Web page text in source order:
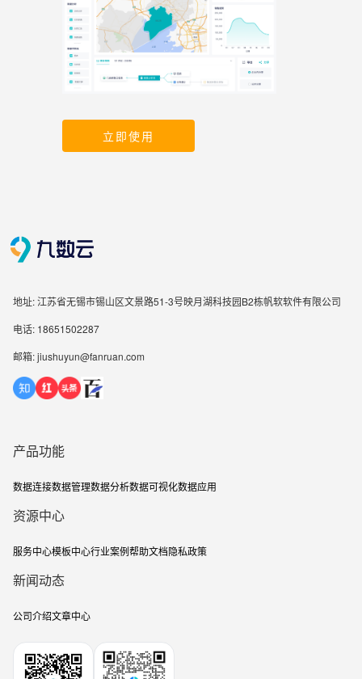
立即使用
地址: 江苏省无锡市锡山区文景路51-3号映月湖科技园B2栋帆软软件有限公司
电话: 18651502287
邮箱: jiushuyun@fanruan.com
产品功能
数据连接数据管理数据分析数据可视化数据应用
资源中心
服务中心模板中心行业案例帮助文档隐私政策
新闻动态
公司介绍文章中心